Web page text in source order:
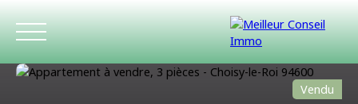
Vendu